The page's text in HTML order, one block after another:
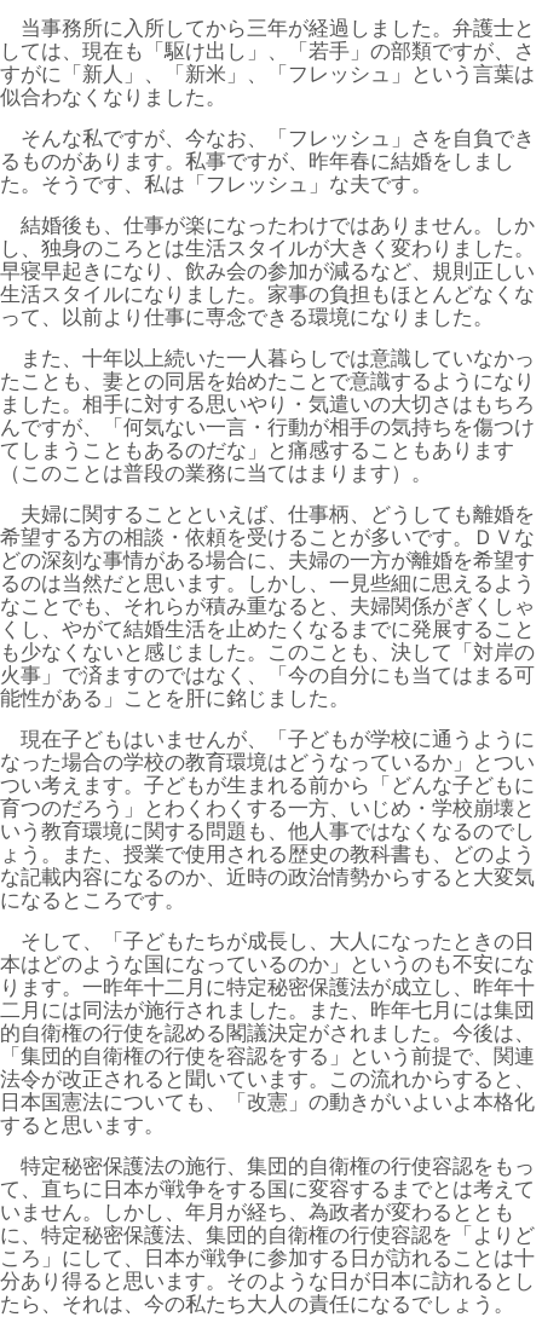
当事務所に入所してから三年が経過しました。弁護士と
しては、現在も「駆け出し」、「若手」の部類ですが、さ
すがに「新人」、「新米」、「フレッシュ」という言葉は
似合わなくなりました。
そんな私ですが、今なお、「フレッシュ」さを自負でき
るものがあります。私事ですが、昨年春に結婚をしまし
た。そうです、私は「フレッシュ」な夫です。
結婚後も、仕事が楽になったわけではありません。しか
し、独身のころとは生活スタイルが大きく変わりました。
早寝早起きになり、飲み会の参加が減るなど、規則正しい
生活スタイルになりました。家事の負担もほとんどなくな
って、以前より仕事に専念できる環境になりました。
また、十年以上続いた一人暮らしでは意識していなかっ
たことも、妻との同居を始めたことで意識するようになり
ました。相手に対する思いやり・気遣いの大切さはもちろ
んですが、「何気ない一言・行動が相手の気持ちを傷つけ
てしまうこともあるのだな」と痛感することもあります
（このことは普段の業務に当てはまります）。
夫婦に関することといえば、仕事柄、どうしても離婚を
希望する方の相談・依頼を受けることが多いです。ＤＶな
どの深刻な事情がある場合に、夫婦の一方が離婚を希望す
るのは当然だと思います。しかし、一見些細に思えるよう
なことでも、それらが積み重なると、夫婦関係がぎくしゃ
くし、やがて結婚生活を止めたくなるまでに発展すること
も少なくないと感じました。このことも、決して「対岸の
火事」で済ますのではなく、「今の自分にも当てはまる可
能性がある」ことを肝に銘じました。
現在子どもはいませんが、「子どもが学校に通うように
なった場合の学校の教育環境はどうなっているか」とつい
つい考えます。子どもが生まれる前から「どんな子どもに
育つのだろう」とわくわくする一方、いじめ・学校崩壊と
いう教育環境に関する問題も、他人事ではなくなるのでし
ょう。また、授業で使用される歴史の教科書も、どのよう
な記載内容になるのか、近時の政治情勢からすると大変気
になるところです。
そして、「子どもたちが成長し、大人になったときの日
本はどのような国になっているのか」というのも不安にな
ります。一昨年十二月に特定秘密保護法が成立し、昨年十
二月には同法が施行されました。また、昨年七月には集団
的自衛権の行使を認める閣議決定がされました。今後は、
「集団的自衛権の行使を容認をする」という前提で、関連
法令が改正されると聞いています。この流れからすると、
日本国憲法についても、「改憲」の動きがいよいよ本格化
すると思います。
特定秘密保護法の施行、集団的自衛権の行使容認をもっ
て、直ちに日本が戦争をする国に変容するまでとは考えて
いません。しかし、年月が経ち、為政者が変わるととも
に、特定秘密保護法、集団的自衛権の行使容認を「よりど
ころ」にして、日本が戦争に参加する日が訪れることは十
分あり得ると思います。そのような日が日本に訪れるとし
たら、それは、今の私たち大人の責任になるでしょう。